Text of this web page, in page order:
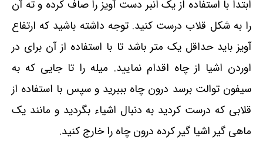
ابتدا با استفاده از یک انبر دست آویز را صاف کرده و ته آن
را به شکل قلاب درست کنید. توجه داشته باشید که ارتفاع
آویز باید حداقل یک متر باشد تا با استفاده از آن برای در
اوردن اشیا از چاه اقدام نمایید. میله را تا جایی که به
سیفون توالت برسد درون چاه بببرید و سپس با استفاده از
قلابی که درست کردید به دنبال اشیاء بگردید و مانند یک
ماهی گیر اشیا گیر کرده درون چاه را خارج کنید.